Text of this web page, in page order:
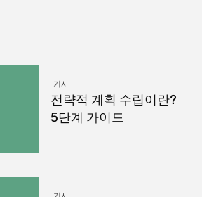
기사
전략적 계획 수립이란?
5단계 가이드